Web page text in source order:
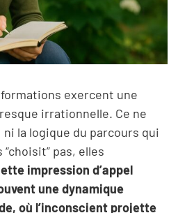
exercent une
irrationnelle. Ce ne
la logique du parcours qui
pas, elles
impression d’appel
une dynamique
où l’inconscient projette